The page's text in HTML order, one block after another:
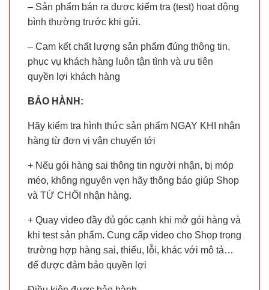
– Sản phẩm bán ra được kiểm tra (test) hoạt động
bình thường trước khi gửi.
– Cam kết chất lượng sản phẩm đúng thông tin,
phục vụ khách hàng luôn tận tình và ưu tiên
quyền lợi khách hàng
BẢO HÀNH:
Hãy kiểm tra hình thức sản phẩm NGAY KHI nhận
hàng từ đơn vị vận chuyển tới
+ Nếu gói hàng sai thông tin người nhận, bị móp
méo, không nguyên vẹn hãy thông báo giúp Shop
và TỪ CHỐI nhận hàng.
+ Quay video đầy đủ góc cạnh khi mở gói hàng và
khi test sản phẩm. Cung cấp video cho Shop trong
trường hợp hàng sai, thiếu, lỗi, khác với mô tả…
để được đảm bảo quyền lợi